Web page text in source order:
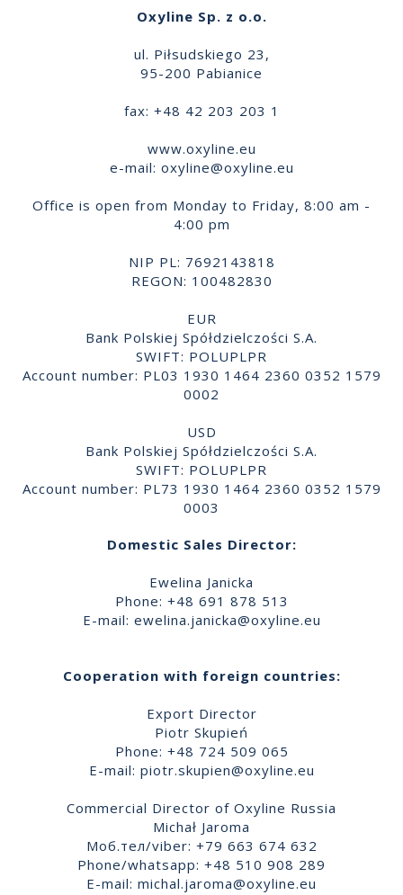
Oxyline Sp. z o.o.
ul. Piłsudskiego 23,
95-200 Pabianice
fax: +48 42 203 203 1
www.oxyline.eu
e-mail: oxyline@oxyline.eu
Office is open from Monday to Friday, 8:00 am -
4:00 pm
NIP PL: 7692143818
REGON: 100482830
EUR
Bank Polskiej Spółdzielczości S.A.
SWIFT: POLUPLPR
Account number: PL03 1930 1464 2360 0352 1579
0002
USD
Bank Polskiej Spółdzielczości S.A.
SWIFT: POLUPLPR
Account number: PL73 1930 1464 2360 0352 1579
0003
Domestic Sales Director:
Ewelina Janicka
Phone: +48 691 878 513
E-mail: ewelina.janicka@oxyline.eu
Cooperation with foreign countries:
Export Director
Piotr Skupień
Phone: +48 724 509 065
E-mail: piotr.skupien@oxyline.eu
Commercial Director of Oxyline Russia
Michał Jaroma
Моб.тел/viber: +79 663 674 632
Phone/whatsapp: +48 510 908 289
E-mail: michal.jaroma@oxyline.eu